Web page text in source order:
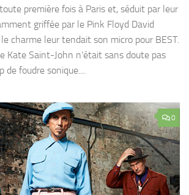
première fois à Paris et, séduit par leur
griffée par le Pink Floyd David
le charme leur tendait son micro pour BEST.
Kate Saint-John n’était sans doute pas
de foudre sonique....
0